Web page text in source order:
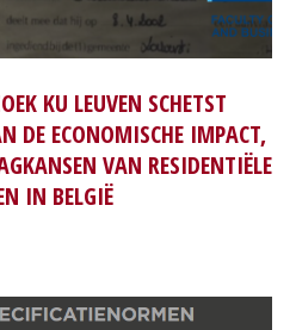
KU LEUVEN SCHETST
DE ECONOMISCHE IMPACT,
VAN RESIDENTIËLE
IN BELGIË